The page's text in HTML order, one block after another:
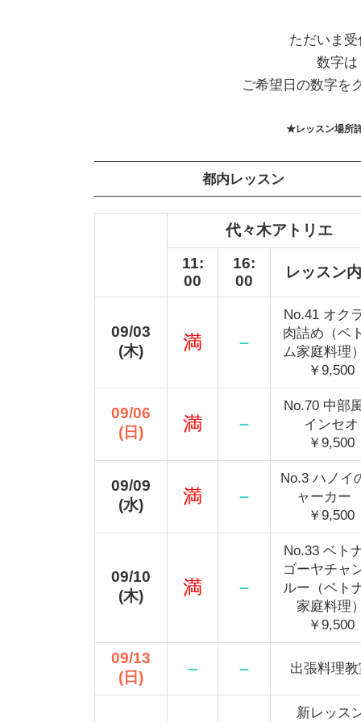
ただいま
数字
ご希望日の数字を
★レッスン場所
都内レッスン
代々木アトリエ
11:
00
16:
00
レッスン
09/03
(木)
満 －
No.41 オク
肉詰め（ベ
ム家庭料
￥9,500
09/06
(日)
満 －
No.70 中部
インセオ
￥9,500
09/09
(水)
満 －
No.3 ハノイ
ャーカ
￥9,500
09/10
(木)
満 －
No.33 ベト
ゴーヤチャ
ルー（ベト
家庭料理
￥9,500
09/13
(日)
－ － 出張料理
新レッス